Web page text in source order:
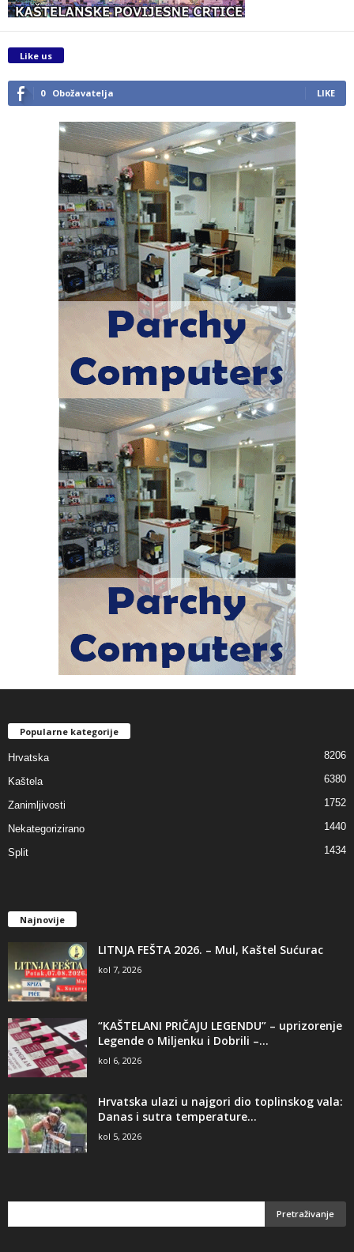
Like us
0 Obožavatelja LIKE
Popularne kategorije
Hrvatska 8206
Kaštela 6380
Zanimljivosti 1752
Nekategorizirano 1440
Split 1434
Najnovije
LITNJA FEŠTA 2026. – Mul, Kaštel Sućurac
kol 7, 2026
“KAŠTELANI PRIČAJU LEGENDU” – uprizorenje
Legende o Miljenku i Dobrili –...
kol 6, 2026
Hrvatska ulazi u najgori dio toplinskog vala:
Danas i sutra temperature...
kol 5, 2026